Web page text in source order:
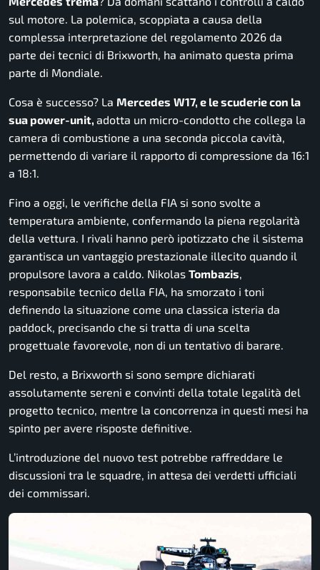
sul motore. La polemica, scoppiata a causa della
complessa interpretazione del regolamento 2026 da
parte dei tecnici di Brixworth, ha animato questa prima
parte di Mondiale.
Cosa è successo? La Mercedes W17, e le scuderie con la
sua power-unit, adotta un micro-condotto che collega la
camera di combustione a una seconda piccola cavità,
permettendo di variare il rapporto di compressione da 16:1
a 18:1.
Fino a oggi, le verifiche della FIA si sono svolte a
temperatura ambiente, confermando la piena regolarità
della vettura. I rivali hanno però ipotizzato che il sistema
garantisca un vantaggio prestazionale illecito quando il
propulsore lavora a caldo. Nikolas Tombazis,
responsabile tecnico della FIA, ha smorzato i toni
definendo la situazione come una classica isteria da
paddock, precisando che si tratta di una scelta
progettuale favorevole, non di un tentativo di barare.
Del resto, a Brixworth si sono sempre dichiarati
assolutamente sereni e convinti della totale legalità del
progetto tecnico, mentre la concorrenza in questi mesi ha
spinto per avere risposte definitive.
L’introduzione del nuovo test potrebbe raffreddare le
discussioni tra le squadre, in attesa dei verdetti ufficiali
dei commissari.